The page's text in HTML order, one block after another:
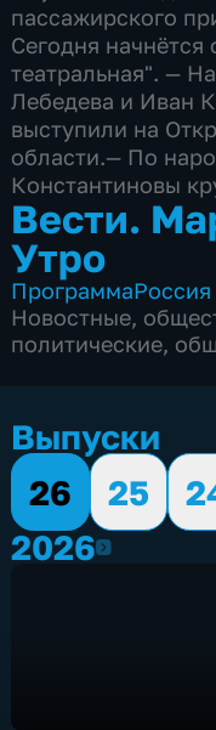
пассажирского
Сегодня
театральная". —
Лебедева и Иван
выступили на
области.— По
Константиновы
Вести.
Утро
ПрограммаРоссия
Новостные,
политические,
Выпуски
26
25
20262026